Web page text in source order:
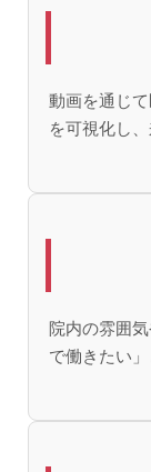
動画を通じ
を可視化し
院内の雰囲
で働きたい